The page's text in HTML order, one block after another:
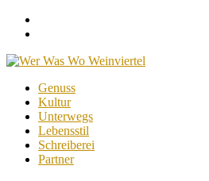
Skip
content
Genuss
Kultur
Unterwegs
Lebensstil
Schreiberei
Partner